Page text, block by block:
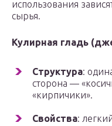
использования
сырья.
Кулирная гладь
Структура:
сторона —
«кирпичики».
Свойства: